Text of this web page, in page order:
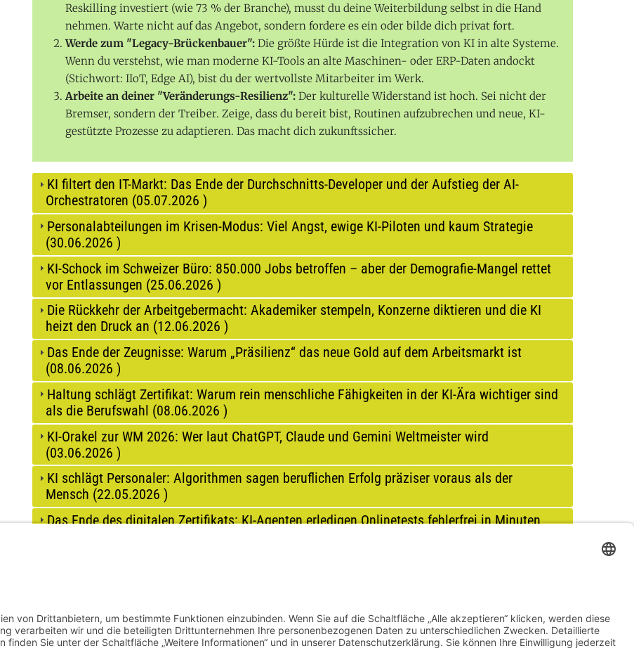
Reskilling investiert (wie 73 % der Branche), musst du deine Weiterbildung selbst in die Hand
nehmen. Warte nicht auf das Angebot, sondern fordere es ein oder bilde dich privat fort.
Werde zum "Legacy-Brückenbauer":Die größte Hürde ist die Integration von KI in alte Systeme.
Wenn du verstehst, wie man moderne KI-Tools an alte Maschinen- oder ERP-Daten andockt
(Stichwort: IIoT, Edge AI), bist du der wertvollste Mitarbeiter im Werk.
Arbeite an deiner "Veränderungs-Resilienz":Der kulturelle Widerstand ist hoch. Sei nicht der
Bremser, sondern der Treiber. Zeige, dass du bereit bist, Routinen aufzubrechen und neue, KI-
gestützte Prozesse zu adaptieren. Das macht dich zukunftssicher.
KI filtert den IT-Markt: Das Ende der Durchschnitts-Developer und der Aufstieg der AI-
Orchestratoren (05.07.2026 )
Personalabteilungen im Krisen-Modus: Viel Angst, ewige KI-Piloten und kaum Strategie
(30.06.2026 )
KI-Schock im Schweizer Büro: 850.000 Jobs betroffen – aber der Demografie-Mangel rettet
vor Entlassungen (25.06.2026 )
Die Rückkehr der Arbeitgebermacht: Akademiker stempeln, Konzerne diktieren und die KI
heizt den Druck an (12.06.2026 )
Das Ende der Zeugnisse: Warum „Präsilienz“ das neue Gold auf dem Arbeitsmarkt ist
(08.06.2026 )
Haltung schlägt Zertifikat: Warum rein menschliche Fähigkeiten in der KI-Ära wichtiger sind
als die Berufswahl (08.06.2026 )
KI-Orakel zur WM 2026: Wer laut ChatGPT, Claude und Gemini Weltmeister wird
(03.06.2026 )
KI schlägt Personaler: Algorithmen sagen beruflichen Erfolg präziser voraus als der
Mensch (22.05.2026 )
Das Ende des digitalen Zertifikats: KI-Agenten erledigen Onlinetests fehlerfrei in Minuten
AKTUELLE SEITE
SEITE SEITE NÄCHSTE SEITE
›› LETZTE SEITE
ENDE »